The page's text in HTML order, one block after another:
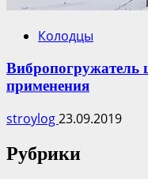
Колодцы
Вибропогружатель
применения
stroylog23.09.2019
Рубрики